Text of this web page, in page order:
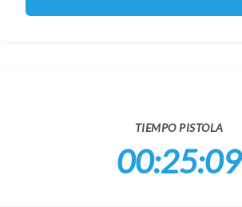
TIEMPO PISTOLA
00:25:09